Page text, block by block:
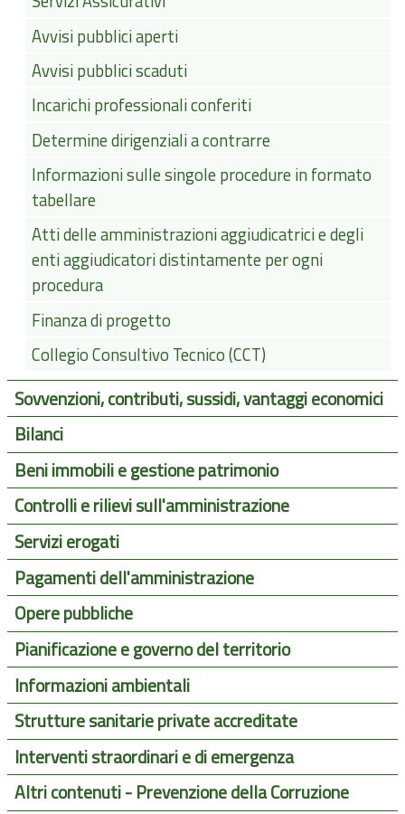
Avvisi pubblici aperti
Avvisi pubblici scaduti
Incarichi professionali conferiti
Determine dirigenziali a contrarre
Informazioni sulle singole procedure in formato
tabellare
Atti delle amministrazioni aggiudicatrici e degli
enti aggiudicatori distintamente per ogni
procedura
Finanza di progetto
Collegio Consultivo Tecnico (CCT)
Sovvenzioni, contributi, sussidi, vantaggi economici
Bilanci
Beni immobili e gestione patrimonio
Controlli e rilievi sull'amministrazione
Servizi erogati
Pagamenti dell'amministrazione
Opere pubbliche
Pianificazione e governo del territorio
Informazioni ambientali
Strutture sanitarie private accreditate
Interventi straordinari e di emergenza
Altri contenuti - Prevenzione della Corruzione